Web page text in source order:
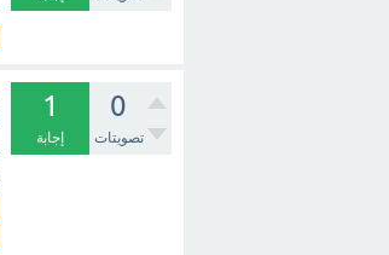
0
تصويتات
1
إجابة